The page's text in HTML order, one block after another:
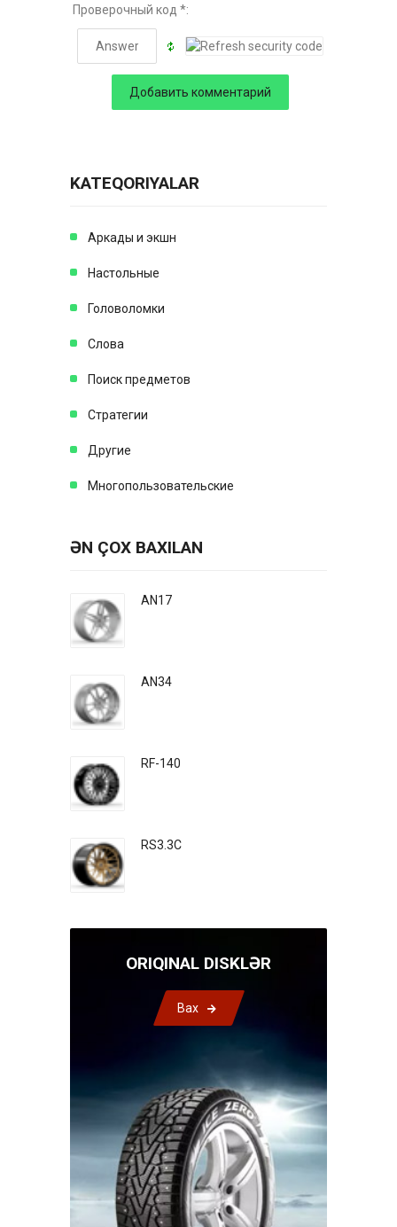
Проверочный код *:
KATEQORIYALAR
Аркады и экшн
Настольные
Головоломки
Слова
Поиск предметов
Стратегии
Другие
Многопользовательские
ƏN ÇOX BAXILAN
AN17
AN34
RF-140
RS3.3C
ORIQINAL DISKLƏR
Bax